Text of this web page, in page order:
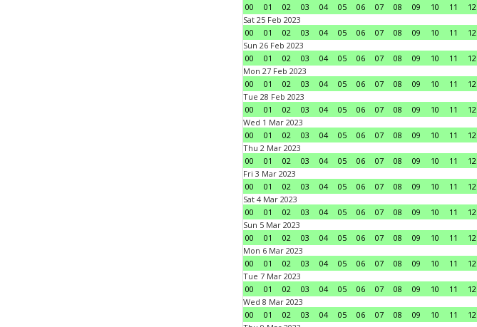
00
01 02 03 04 05 06 07 08 09 10 11 12
Sat 25 Feb 2023
00
01 02 03 04 05 06 07 08 09 10 11 12
Sun 26 Feb 2023
00
01 02 03 04 05 06 07 08 09 10 11 12
Mon 27 Feb 2023
00
01 02 03 04 05 06 07 08 09 10 11 12
Tue 28 Feb 2023
00
01 02 03 04 05 06 07 08 09 10 11 12
Wed 1 Mar 2023
00
01 02 03 04 05 06 07 08 09 10 11 12
Thu 2 Mar 2023
00
01 02 03 04 05 06 07 08 09 10 11 12
Fri 3 Mar 2023
00
01 02 03 04 05 06 07 08 09 10 11 12
Sat 4 Mar 2023
00
01 02 03 04 05 06 07 08 09 10 11 12
Sun 5 Mar 2023
00
01 02 03 04 05 06 07 08 09 10 11 12
Mon 6 Mar 2023
00
01 02 03 04 05 06 07 08 09 10 11 12
Tue 7 Mar 2023
00
01 02 03 04 05 06 07 08 09 10 11 12
Wed 8 Mar 2023
00
01 02 03 04 05 06 07 08 09 10 11 12